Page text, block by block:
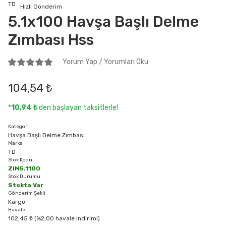
Hızlı Gönderim
TD
5.1x100 Havşa Başlı Delme
Zımbası Hss
Yorum Yap / Yorumları Oku
104,54 ₺
*10,94 ₺den başlayan taksitlerle!
Kategori
Havşa Başlı Delme Zımbası
Marka
TD
Stok Kodu
ZIM5.1100
Stok Durumu
Stokta Var
Gönderim Şekli
Kargo
Havale
102,45 ₺ (%2,00 havale indirimi)